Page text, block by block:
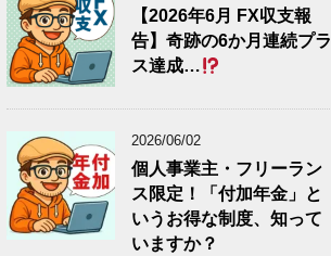
【2026年6月 FX収支報
告】奇跡の6か月連続プラ
ス達成…
2026/06/02
個人事業主・フリーラン
ス限定！「付加年金」と
いうお得な制度、知って
いますか？